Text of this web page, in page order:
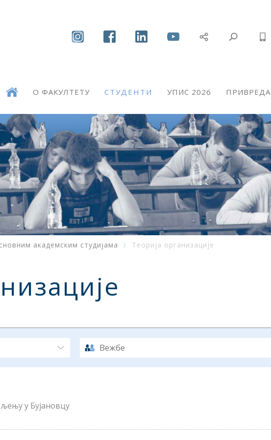
О ФАКУЛТЕТУ СТУДЕНТИ УПИС 2026 ПРИВРЕДА
академским студијама Теорија организације
Вежбе
у Бујановцу